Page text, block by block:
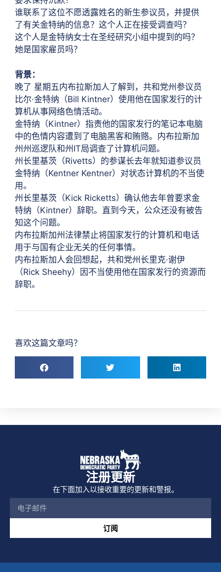
谁联系了这位不愿透露姓名的新生参议员，并提供
了有关金特纳的信息？这个人正在接受调查吗？
这个人是金特纳女士在圣经研究小组中提到的吗？
她是国家雇员吗？
背景：
晚了 星期五内布拉斯加人了解到，共和党州参议员
比尔·金特纳（Bill Kintner）使用他在国家发行的计
算机从事网络色情活动。
金特纳（Kintner）指责他的国家发行的笔记本电脑
中的色情内容遭到了电脑黑客和贿赂。内布拉斯加
州州巡逻队和州IT局调查了计算机问题。
州长里基茨（Rivetts）的参谋长去年就知道参议员
金特纳（Kentner Kentner）对状态计算机的不当使
用。
州长里基茨（Kick Ricketts）确认他去年曾要求金
特纳（Kintner）辞职。直到今天，公众还没有被告
知这个问题。
内布拉斯加州法律禁止将国家发行的计算机和电话
用于与国有企业无关的任何事情。
内布拉斯加人会回想起，共和党州长里克·谢伊
（Rick Sheehy）因不当使用他在国家发行的资源而
辞职。
喜欢这篇文章吗？
注册更新
在下面加入以接收重要的更新和警报。
订阅